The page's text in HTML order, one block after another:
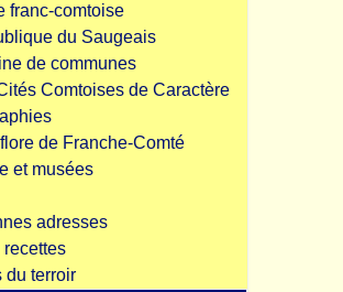
franc-comtoise
du Saugeais
de communes
Comtoises de Caractère
de Franche-Comté
et musées
adresses
recettes
du terroir